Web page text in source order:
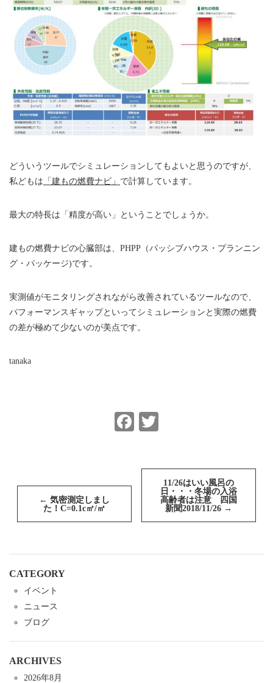
どういうツールでシミュレーションしてもよいと思うのですが、
私どもは 「建もの燃費ナビ」 で計算しています。
最大の特長は「精度が高い」ということでしょうか。
建もの燃費ナビの心臓部は、PHPP（パッシブハウス・プランニン
グ・パッケージ)です。
実測値がモニタリングされながら改善されているツールなので、
パフォーマンスギャップといってシミュレーションと実際の燃費
の差が極めて少ないのが美点です。
tanaka
Facebook
ー
← 気密測定しまし
た！C=0.1c㎡/㎡
11/26はいい風呂の
日・・・冬場の入浴
高齢者は注意 四国
新聞2018/11/26 →
CATEGORY
イベント
ニュース
ブログ
ARCHIVES
2026年8月